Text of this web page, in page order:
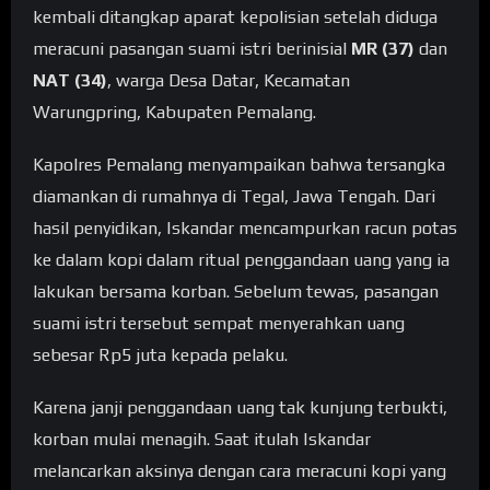
kembali ditangkap aparat kepolisian setelah diduga
meracuni pasangan suami istri berinisial MR (37) dan
NAT (34), warga Desa Datar, Kecamatan
Warungpring, Kabupaten Pemalang.
Kapolres Pemalang menyampaikan bahwa tersangka
diamankan di rumahnya di Tegal, Jawa Tengah. Dari
hasil penyidikan, Iskandar mencampurkan racun potas
ke dalam kopi dalam ritual penggandaan uang yang ia
lakukan bersama korban. Sebelum tewas, pasangan
suami istri tersebut sempat menyerahkan uang
sebesar Rp5 juta kepada pelaku.
Karena janji penggandaan uang tak kunjung terbukti,
korban mulai menagih. Saat itulah Iskandar
melancarkan aksinya dengan cara meracuni kopi yang